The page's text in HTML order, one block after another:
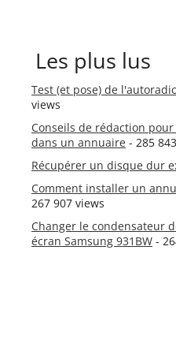
Les plus lus
Test (et pose) de
views
Conseils de rédaction
dans un annuaire - 285
Récupérer un disque dur
Comment installer un
267 907 views
Changer le condensateur
écran Samsung 931BW -